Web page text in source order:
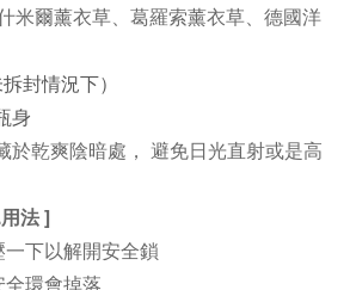
什米爾薰衣草、葛羅索薰衣草、德國洋
封情況下）
身
於乾爽陰暗處， 避免日光直射或是高
法 ]
下以解開安全鎖
環會掉落